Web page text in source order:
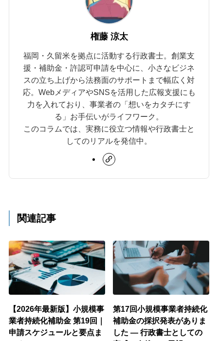
権藤 涼太
福岡・久留米を拠点に活動する行政書士。創業支
援・補助金・許認可申請を中心に、小さなビジネ
スの立ち上げから法務面のサポートまで幅広く対
応。WebメディアやSNSを活用した広報支援にも
力を入れており、事業者の「想いをカタチにす
る」お手伝いがライフワーク。
このコラムでは、実務に役立つ情報や行政書士と
してのリアルを発信中。
関連記事
【2026年最新版】小規模事
業者持続化補助金 第19回｜
申請スケジュールと要点ま
第17回小規模事業者持続化
補助金の採択発表がありま
した ― 行政書士としての